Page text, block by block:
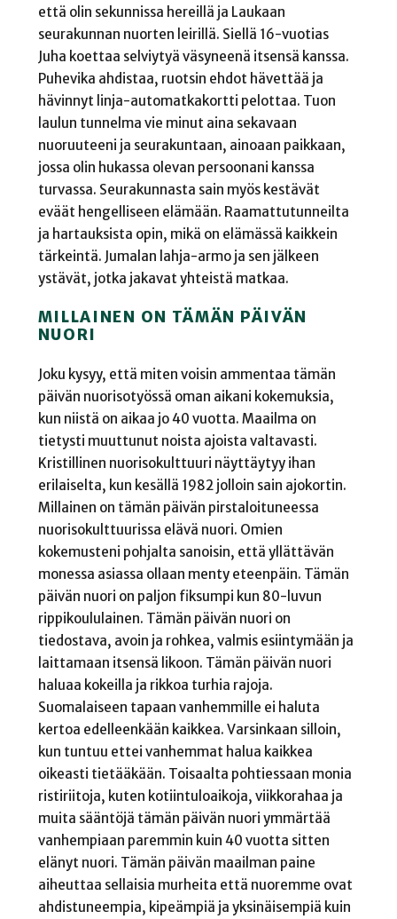
että olin sekunnissa hereillä ja Laukaan
seurakunnan nuorten leirillä. Siellä 16-vuotias
Juha koettaa selviytyä väsyneenä itsensä kanssa.
Puhevika ahdistaa, ruotsin ehdot hävettää ja
hävinnyt linja-automatkakortti pelottaa. Tuon
laulun tunnelma vie minut aina sekavaan
nuoruuteeni ja seurakuntaan, ainoaan paikkaan,
jossa olin hukassa olevan persoonani kanssa
turvassa. Seurakunnasta sain myös kestävät
eväät hengelliseen elämään. Raamattutunneilta
ja hartauksista opin, mikä on elämässä kaikkein
tärkeintä. Jumalan lahja-armo ja sen jälkeen
ystävät, jotka jakavat yhteistä matkaa.
MILLAINEN ON TÄMÄN PÄIVÄN
NUORI
Joku kysyy, että miten voisin ammentaa tämän
päivän nuorisotyössä oman aikani kokemuksia,
kun niistä on aikaa jo 40 vuotta. Maailma on
tietysti muuttunut noista ajoista valtavasti.
Kristillinen nuorisokulttuuri näyttäytyy ihan
erilaiselta, kun kesällä 1982 jolloin sain ajokortin.
Millainen on tämän päivän pirstaloituneessa
nuorisokulttuurissa elävä nuori. Omien
kokemusteni pohjalta sanoisin, että yllättävän
monessa asiassa ollaan menty eteenpäin. Tämän
päivän nuori on paljon fiksumpi kun 80-luvun
rippikoululainen. Tämän päivän nuori on
tiedostava, avoin ja rohkea, valmis esiintymään ja
laittamaan itsensä likoon. Tämän päivän nuori
haluaa kokeilla ja rikkoa turhia rajoja.
Suomalaiseen tapaan vanhemmille ei haluta
kertoa edelleenkään kaikkea. Varsinkaan silloin,
kun tuntuu ettei vanhemmat halua kaikkea
oikeasti tietääkään. Toisaalta pohtiessaan monia
ristiriitoja, kuten kotiintuloaikoja, viikkorahaa ja
muita sääntöjä tämän päivän nuori ymmärtää
vanhempiaan paremmin kuin 40 vuotta sitten
elänyt nuori. Tämän päivän maailman paine
aiheuttaa sellaisia murheita että nuoremme ovat
ahdistuneempia, kipeämpiä ja yksinäisempiä kuin